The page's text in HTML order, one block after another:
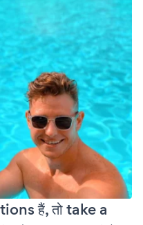
हैं, तो take a